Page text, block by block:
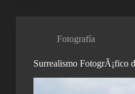
Fotografía
Surrealismo FotogrÃ¡fico